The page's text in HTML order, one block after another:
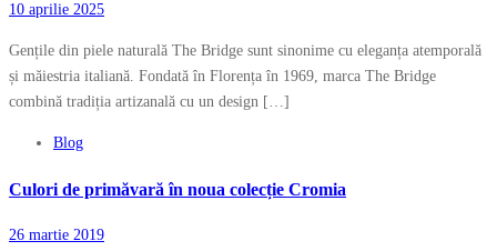
10 aprilie 2025
Gențile din piele naturală The Bridge sunt sinonime cu eleganța atemporală
și măiestria italiană. Fondată în Florența în 1969, marca The Bridge
combină tradiția artizanală cu un design […]
Blog
Culori de primăvară în noua colecție Cromia
26 martie 2019